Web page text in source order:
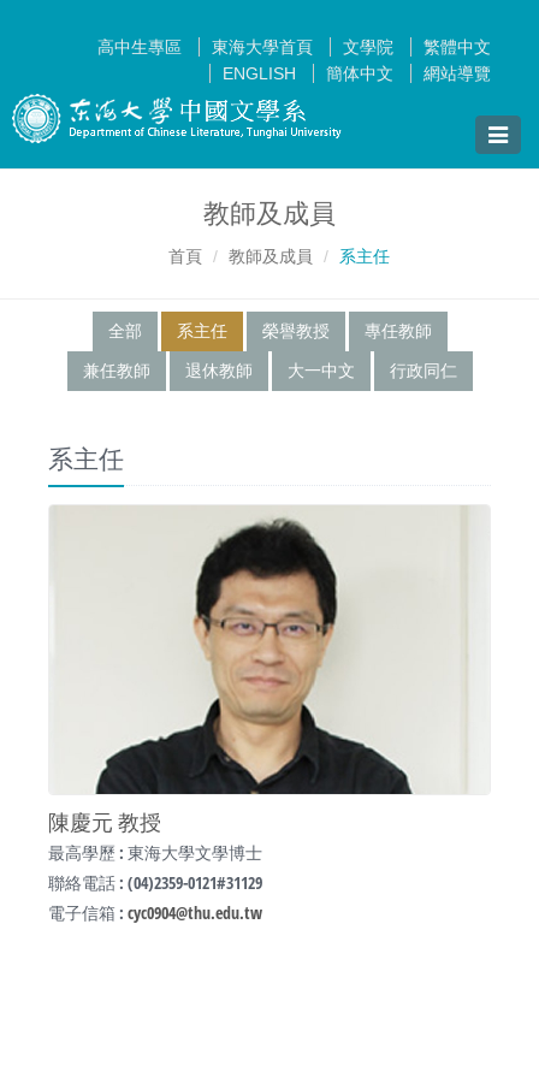
高中生專區 東海大學首頁 文學院
繁體中文
ENGLISH
簡体中文 網站導覽
Toggle
教師及成員
首頁 教師及成員 系主任
全部 系主任 榮譽教授 專任教師
兼任教師 退休教師 大一中文 行政同仁
系主任
陳慶元 教授
最高學歷 : 東海大學文學博士
聯絡電話 : (04)2359-0121#31129
電子信箱 : cyc0904@thu.edu.tw